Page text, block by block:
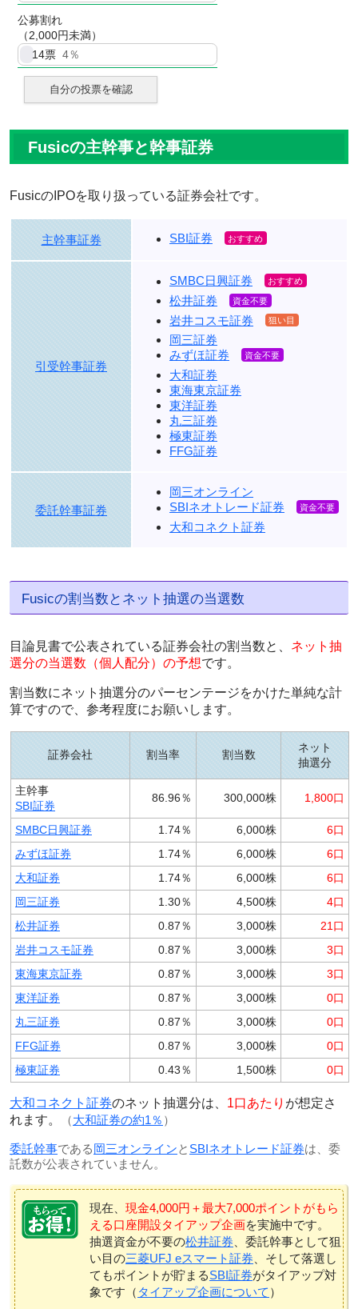
公募割れ
（2,000円未満）
14票 4％
自分の投票を確認
Fusicの主幹事と幹事証券
FusicのIPOを取り扱っている証券会社です。
主幹事証券 SBI証券
引受幹事証券
SMBC日興証券
松井証券
岩井コスモ証券
岡三証券
みずほ証券
大和証券
東海東京証券
東洋証券
丸三証券
極東証券
FFG証券
委託幹事証券
岡三オンライン
SBIネオトレード証券
大和コネクト証券
Fusicの割当数とネット抽選の当選数
目論見書で公表されている証券会社の割当数と、 ネット抽
選分の当選数（個人配分）の予想です。
割当数にネット抽選分のパーセンテージをかけた単純な計
算ですので、参考程度にお願いします。
証券会社 割当率 割当数
ネット
抽選分
主幹事
SBI証券
86.96％ 300,000株 1,800口
SMBC日興証券 1.74％ 6,000株
6口
みずほ証券
1.74％ 6,000株
6口
大和証券
1.74％ 6,000株
6口
岡三証券
1.30％ 4,500株
4口
松井証券
0.87％ 3,000株
21口
岩井コスモ証券
0.87％ 3,000株
3口
東海東京証券
0.87％ 3,000株
3口
東洋証券
0.87％ 3,000株
0口
丸三証券
0.87％ 3,000株
0口
FFG証券
0.87％ 3,000株
0口
極東証券
0.43％ 1,500株 0口
大和コネクト証券のネット抽選分は、 1口あたり が想定さ
れます。
（大和証券の約1％ ）
委託幹事である岡三オンラインと SBIネオトレード証券は、委
託数が公表されていません。
現在、 現金4,000円＋最大7,000ポイントがもら
える口座開設タイアップ企画を実施中です。
抽選資金が不要の松井証券 、委託幹事として狙
い目の三菱UFJ eスマート証券 、そして落選し
てもポイントが貯まるSBI証券がタイアップ対
象です（ タイアップ企画について ）